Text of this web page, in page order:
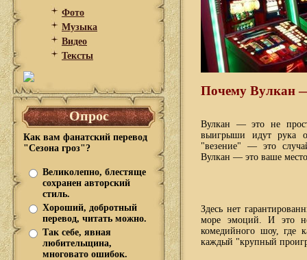
Фото
Музыка
Видео
Тексты
Опрос
Как вам фанатский перевод
"Сезона гроз"?
Великолепно, блестяще
сохранен авторский
стиль.
Хороший, добротный
перевод, читать можно.
Так себе, явная
любительщина,
многовато ошибок.
Почему Вулкан —
Вулкан — это не
выигрыши идут рука
"везение" — это
Вулкан — это ваше
Здесь нет
море эмоций. И это
комедийного шоу, где
каждый "крупный